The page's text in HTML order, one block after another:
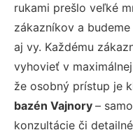
rukami prešlo veľké
zákazníkov a
aj vy. Každému
vyhovieť v
že osobný prístup je
bazén Vajnory –
konzultácie či